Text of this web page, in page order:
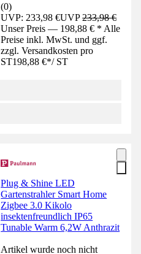
(0)
UVP: 233,98 €UVP233,98 €
Unser Preis — 198,88 € * Alle
Preise inkl. MwSt. und ggf.
zzgl. Versandkosten pro
ST198,88 €*/ ST
Plug & Shine LED
Gartenstrahler Smart Home
Zigbee 3.0 Kikolo
insektenfreundlich IP65
Tunable Warm 6,2W Anthrazit
Artikel wurde noch nicht